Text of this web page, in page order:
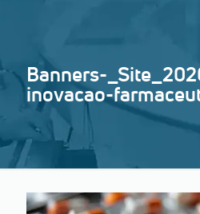
Banners-
inovacao-